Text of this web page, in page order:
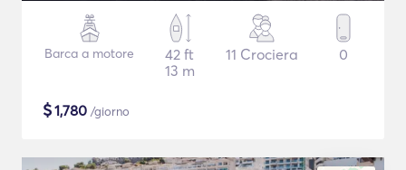
Barca a motore
42 ft
13 m
11 Crociera 0
$1,780 /giorno